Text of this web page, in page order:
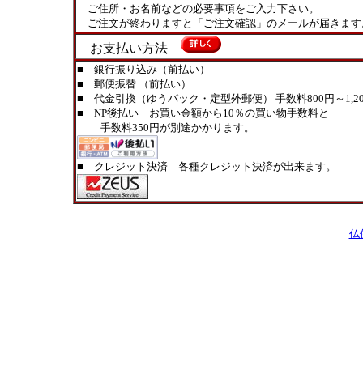
ご住所・お名前などの必要事項をご入力下さい。
ご注文が終わりますと「ご注文確認」のメールが届きま
お支払い方法
■ 銀行振り込み（前払い）
■ 郵便振替 （前払い）
■ 代金引換（ゆうパック・定型外郵便） 手数料800円～
■ NP後払い お買い金額から10％の買い物手数料と
手数料350円が別途かかります。
■ クレジット決済 各種クレジット決済が出来ます。
仏